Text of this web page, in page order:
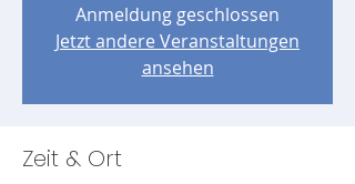
Anmeldung geschlossen
Jetzt andere Veranstaltungen
ansehen
Zeit & Ort